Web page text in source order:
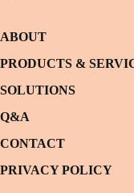
ABOUT
PRODUCTS &
SOLUTIONS
Q&A
CONTACT
PRIVACY POLICY